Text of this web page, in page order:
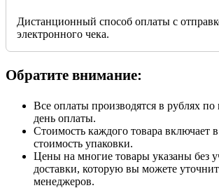
Дистанционный способ оплаты с
электронного чека.
Обратите внимание:
Все оплаты производятся в рублях
день оплаты.
Стоимость каждого товара включает
стоимость упаковки.
Цены на многие товары указаны без
доставки, которую вы можете
менеджеров.